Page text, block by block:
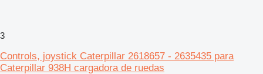
3
Controls, joystick Caterpillar 2618657 - 2635435 para
Caterpillar 938H cargadora de ruedas